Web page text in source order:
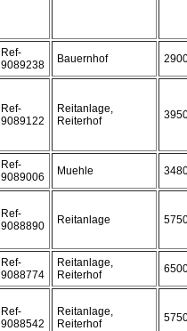
Ref-
9089238
Bauernhof
Ref-
9089122
Reitanlage,
Reiterhof
Ref-
9089006
Muehle
Ref-
9088890
Reitanlage
Ref-
9088774
Reitanlage,
Reiterhof
Ref-
9088542
Reitanlage,
Reiterhof